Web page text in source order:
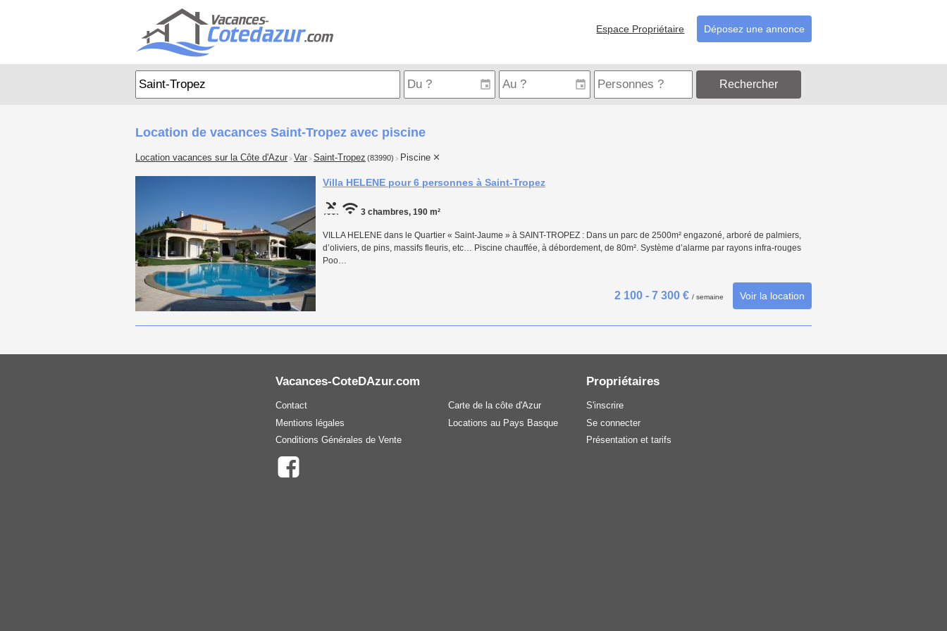
Espace Propriétaire Déposez une annonce
Rechercher
Location de vacances Saint-Tropez avec piscine
Location vacances sur la Côte d'Azur > Var > Saint-Tropez (83990) > Piscine
Villa HELENE pour 6 personnes à Saint-Tropez
3 chambres, 190 m²
VILLA HELENE dans le Quartier « Saint-Jaume » à SAINT-TROPEZ : Dans un parc de 2500m² engazoné, arboré de palmiers,
d’oliviers, de pins, massifs fleuris, etc… Piscine chauffée, à débordement, de 80m². Système d’alarme par rayons infra-rouges
Poo…
2 100 - 7 300 € / semaine Voir la location
Vacances-CoteDAzur.com
Contact
Mentions légales
Conditions Générales de Vente
Carte de la côte d'Azur
Locations au Pays Basque
Propriétaires
S'inscrire
Se connecter
Présentation et tarifs